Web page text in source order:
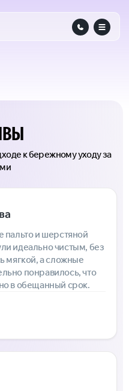
к бережному уходу за
пальто и шерстяной
идеально чистым, без
мягкой, а сложные
понравилось, что
в обещанный срок.